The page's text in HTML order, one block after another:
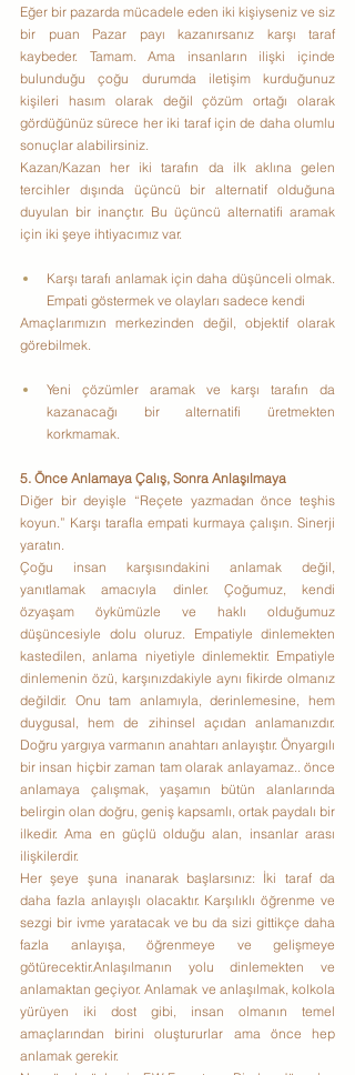
Eğer bir pazarda mücadele eden iki kişiyseniz ve siz
bir puan Pazar payı kazanırsanız karşı taraf
kaybeder. Tamam. Ama insanların ilişki içinde
bulunduğu çoğu durumda iletişim kurduğunuz
kişileri hasım olarak değil çözüm ortağı olarak
gördüğünüz sürece her iki taraf için de daha olumlu
sonuçlar alabilirsiniz.
Kazan/Kazan her iki tarafın da ilk aklına gelen
tercihler dışında üçüncü bir alternatif olduğuna
duyulan bir inançtır. Bu üçüncü alternatifi aramak
için iki şeye ihtiyacımız var.
Karşı tarafı anlamak için daha düşünceli olmak.
Empati göstermek ve olayları sadece kendi
Amaçlarımızın merkezinden değil, objektif olarak
görebilmek.
Yeni çözümler aramak ve karşı tarafın da
kazanacağı bir alternatifi üretmekten
korkmamak.
5. Önce Anlamaya Çalış, Sonra Anlaşılmaya
Diğer bir deyişle “Reçete yazmadan önce teşhis
koyun.” Karşı tarafla empati kurmaya çalışın. Sinerji
yaratın.
Çoğu insan karşısındakini anlamak değil,
yanıtlamak amacıyla dinler. Çoğumuz, kendi
özyaşam öykümüzle ve haklı olduğumuz
düşüncesiyle dolu oluruz. Empatiyle dinlemekten
kastedilen, anlama niyetiyle dinlemektir. Empatiyle
dinlemenin özü, karşınızdakiyle aynı fikirde olmanız
değildir. Onu tam anlamıyla, derinlemesine, hem
duygusal, hem de zihinsel açıdan anlamanızdır.
Doğru yargıya varmanın anahtarı anlayıştır. Önyargılı
bir insan hiçbir zaman tam olarak anlayamaz.. önce
anlamaya çalışmak, yaşamın bütün alanlarında
belirgin olan doğru, geniş kapsamlı, ortak paydalı bir
ilkedir. Ama en güçlü olduğu alan, insanlar arası
ilişkilerdir.
Her şeye şuna inanarak başlarsınız: İki taraf da
daha fazla anlayışlı olacaktır. Karşılıklı öğrenme ve
sezgi bir ivme yaratacak ve bu da sizi gittikçe daha
fazla anlayışa, öğrenmeye ve gelişmeye
götürecektir.Anlaşılmanın yolu dinlemekten ve
anlamaktan geçiyor. Anlamak ve anlaşılmak, kolkola
yürüyen iki dost gibi, insan olmanın temel
amaçlarından birini oluştururlar ama önce hep
anlamak gerekir.